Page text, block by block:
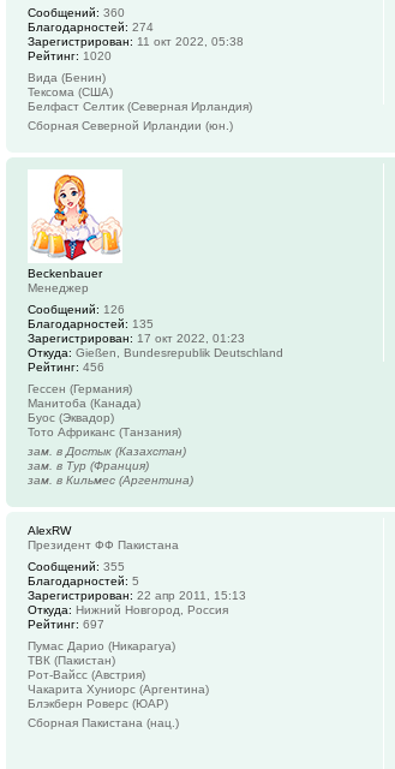
Сообщений: 360
Благодарностей: 274
Зарегистрирован: 11 окт 2022, 05:38
Рейтинг: 1020
Вида (Бенин)
Тексома (США)
Белфаст Селтик (Северная Ирландия)
Сборная Северной Ирландии (юн.)
Beckenbauer
Менеджер
Сообщений: 126
Благодарностей: 135
Зарегистрирован: 17 окт 2022, 01:23
Откуда: Gießen, Bundesrepublik Deutschland
Рейтинг: 456
Гессен (Германия)
Манитоба (Канада)
Буос (Эквадор)
Тото Африканс (Танзания)
зам. в Достык (Казахстан)
зам. в Тур (Франция)
зам. в Кильмес (Аргентина)
AlexRW
Президент ФФ Пакистана
Сообщений: 355
Благодарностей: 5
Зарегистрирован: 22 апр 2011, 15:13
Откуда: Нижний Новгород, Россия
Рейтинг: 697
Пумас Дарио (Никарагуа)
ТВК (Пакистан)
Рот-Вайсс (Австрия)
Чакарита Хуниорс (Аргентина)
Блэкберн Роверс (ЮАР)
Сборная Пакистана (нац.)